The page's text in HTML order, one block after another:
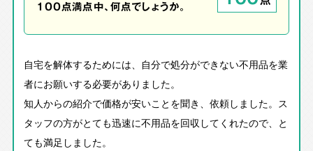
100点満点中、何点でしょうか。
自宅を解体するためには、自分で処分ができない不用品を業
者にお願いする必要がありました。
知人からの紹介で価格が安いことを聞き、依頼しました。ス
タッフの方がとても迅速に不用品を回収してくれたので、と
ても満足しました。